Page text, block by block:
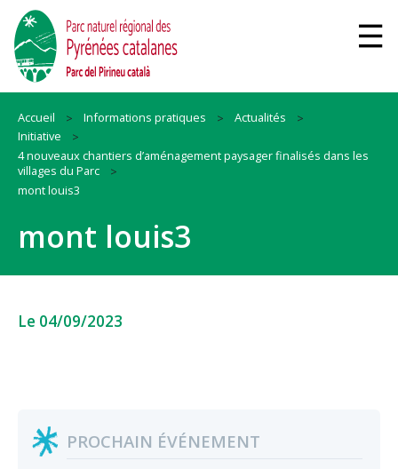
Accueil Informations pratiques
Actualités
Initiative
4 nouveaux chantiers d’aménagement paysager finalisés dans les
villages du Parc
mont louis3
mont louis3
Le 04/09/2023
PROCHAIN ÉVÉNEMENT